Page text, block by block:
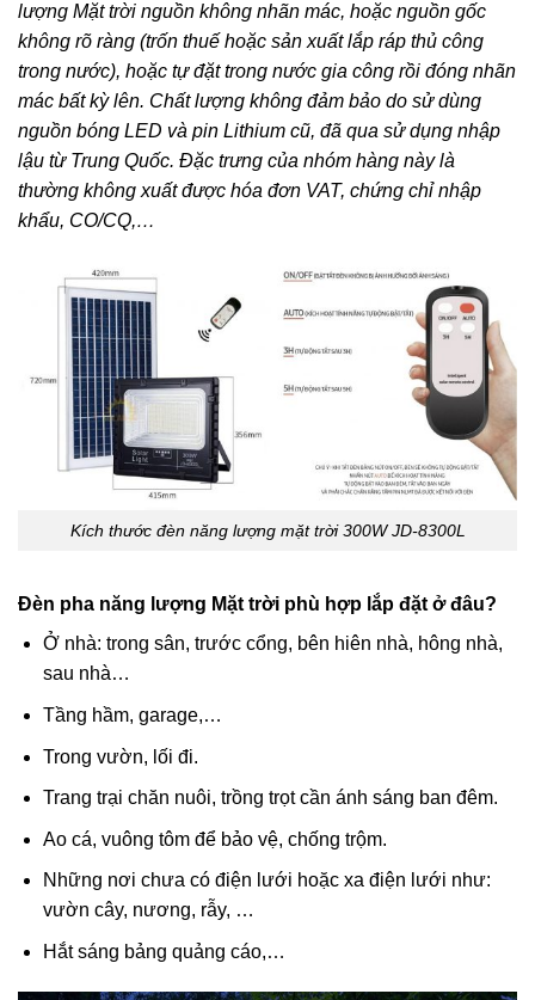
lượng Mặt trời nguồn không nhãn mác, hoặc nguồn gốc
không rõ ràng (trốn thuế hoặc sản xuất lắp ráp thủ công
trong nước), hoặc tự đặt trong nước gia công rồi đóng nhãn
mác bất kỳ lên. Chất lượng không đảm bảo do sử dùng
nguồn bóng LED và pin Lithium cũ, đã qua sử dụng nhập
lậu từ Trung Quốc. Đặc trưng của nhóm hàng này là
thường không xuất được hóa đơn VAT, chứng chỉ nhập
khẩu, CO/CQ,…
Kích thước đèn năng lượng mặt trời 300W JD-8300L
Đèn pha năng lượng Mặt trời phù hợp lắp đặt ở đâu?
Ở nhà: trong sân, trước cổng, bên hiên nhà, hông nhà,
sau nhà…
Tầng hầm, garage,…
Trong vườn, lối đi.
Trang trại chăn nuôi, trồng trọt cần ánh sáng ban đêm.
Ao cá, vuông tôm để bảo vệ, chống trộm.
Những nơi chưa có điện lưới hoặc xa điện lưới như:
vườn cây, nương, rẫy, …
Hắt sáng bảng quảng cáo,…